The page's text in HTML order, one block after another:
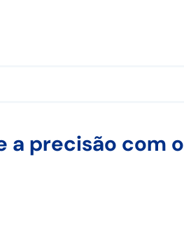
a precisão com o